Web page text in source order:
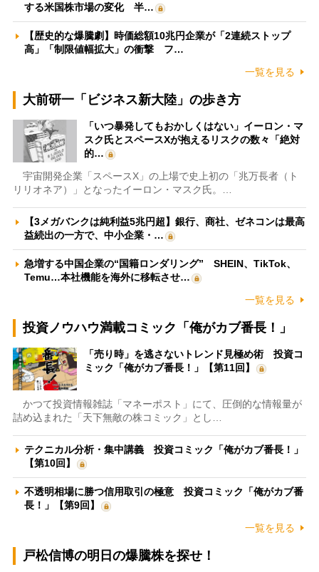
する米国株市場の変化 半…
【歴史的な爆騰劇】時価総額10兆円企業が「2連続ストップ
高」「制限値幅拡大」の衝撃 フ…
一覧を見る
大前研一「ビジネス新大陸」の歩き方
「いつ暴発してもおかしくはない」イーロン・マ
スク氏とスペースXが抱えるリスクの数々「絶対
的…
宇宙開発企業「スペースX」の上場で史上初の「兆万長者（ト
リリオネア）」となったイーロン・マスク氏。…
【3メガバンクは純利益5兆円超】銀行、商社、ゼネコンは最高
益続出の一方で、中小企業・…
急増する中国企業の“国籍ロンダリング” SHEIN、TikTok、
Temu…本社機能を海外に移転させ…
一覧を見る
投資ノウハウ満載コミック「俺がカブ番長！」
「売り時」を逃さないトレンド見極め術 投資コ
ミック「俺がカブ番長！」【第11回】
かつて投資情報雑誌「マネーポスト」にて、圧倒的な情報量が
詰め込まれた「天下無敵の株コミック」とし…
テクニカル分析・集中講義 投資コミック「俺がカブ番長！」
【第10回】
不透明相場に勝つ信用取引の極意 投資コミック「俺がカブ番
長！」【第9回】
一覧を見る
戸松信博の明日の爆騰株を探せ！